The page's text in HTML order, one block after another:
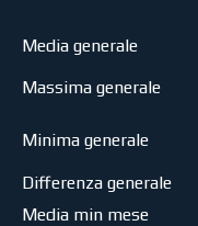
Media generale
Massima generale
Minima generale
Differenza generale
Media min mese